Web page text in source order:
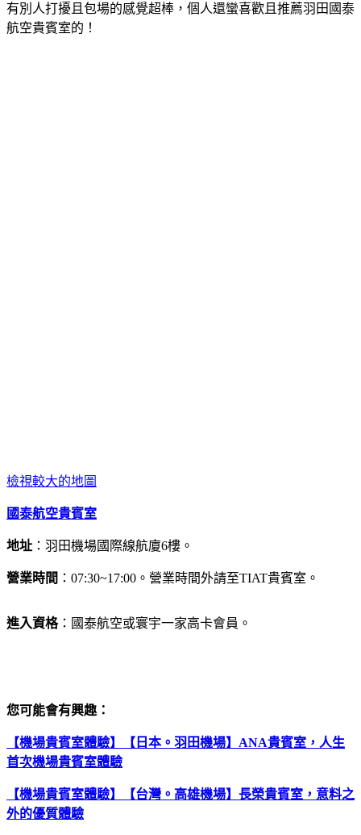
有別人打擾且包場的感覺超棒，個人還蠻喜歡且推薦羽田國泰
航空貴賓室的！
檢視較大的地圖
國泰航空貴賓室
地址 ：羽田機場國際線航廈6樓。
營業時間 ：07:30~17:00。營業時間外請至TIAT貴賓室。
進入資格：國泰航空或寰宇一家高卡會員。
您可能會有興趣：
【機場貴賓室體驗】【日本。羽田機場】ANA貴賓室，人生
首次機場貴賓室體驗
【機場貴賓室體驗】【台灣。高雄機場】長榮貴賓室，意料之
外的優質體驗